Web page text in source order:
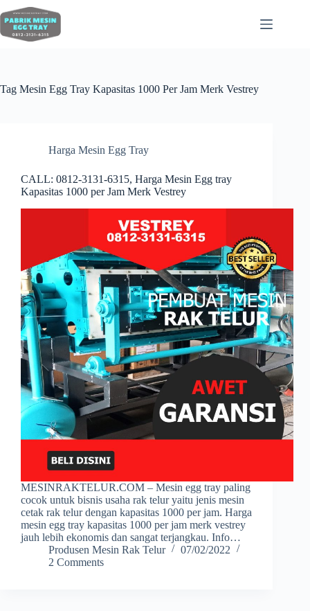
Tag Mesin Egg Tray Kapasitas 1000 Per Jam Merk Vestrey
Harga Mesin Egg Tray
CALL: 0812-3131-6315, Harga Mesin Egg tray
Kapasitas 1000 per Jam Merk Vestrey
MESINRAKTELUR.COM – Mesin egg tray paling
cocok untuk bisnis usaha rak telur yaitu jenis mesin
cetak rak telur dengan kapasitas 1000 per jam. Harga
mesin egg tray kapasitas 1000 per jam merk vestrey
jauh lebih ekonomis dan sangat terjangkau. Info…
Produsen Mesin Rak Telur
07/02/2022
2 Comments